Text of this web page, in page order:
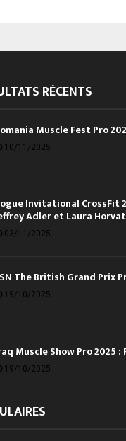
RÉCENTS
Muscle Fest Pro
10/11/2025
Invitational CrossFit
Adler et Laura
03/11/2025
The British Grand Prix
19/10/2025
Muscle Show Pro 2025
19/10/2025